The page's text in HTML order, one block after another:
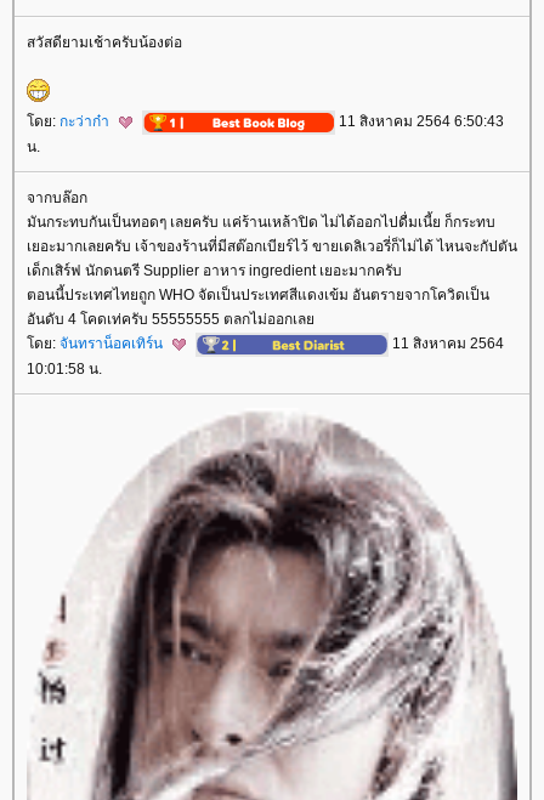
สวัสดียามเช้าครับน้องต่อ
ดย: กะว่าก๋า
11 สิงหาคม 2564 6:50:43
น.
จากบล๊อก
มันกระทบกันเป็นทอดๆ เลยครับ แค่ร้านเหล้าปิด ไม่ได้ออกไปดื่มเนี้ย ก็กระทบ
เยอะมากเลยครับ เจ้าของร้านที่มีสต๊อกเบียร์ไว้ ขายเดลิเวอรี่ก็ไม่ได้ ไหนจะกัปตัน
เด็กเสิร์ฟ นักดนตรี Supplier อาหาร ingredient เยอะมากครับ
ตอนนี้ประเทศไทยถูก WHO จัดเป็นประเทศสีแดงเข้ม อันตรายจากโควิดเป็น
อันดับ 4 โคดเท่ครับ 55555555 ตลกไม่ออกเล
ดย: จันทราน็อคเทิร์น
11 สิงหาคม 2564
10:01:58 น.